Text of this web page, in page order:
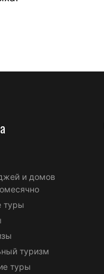
и домов
туры
туризм
туры